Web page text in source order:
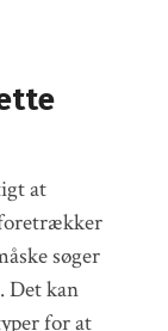
at
søger
Det kan
for at